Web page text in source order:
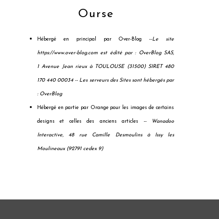
Ourse
Hébergé en principal par Over-Blog --Le site
https://www.over-blog.com est édité par : OverBlog SAS,
1 Avenue Jean rieux à TOULOUSE (31500) SIRET 480
170 440 00034 -- Les serveurs des Sites sont hébergés par
: OverBlog
Hébergé en partie par Orange pour les images de certains
designs et celles des anciens articles -- Wanadoo
Interactive, 48 rue Camille Desmoulins à Issy les
Moulineaux (92791 cedex 9)